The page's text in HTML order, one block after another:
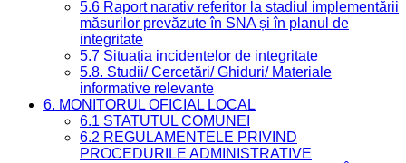
5.6 Raport narativ referitor la stadiul implementării
măsurilor prevăzute în SNA și în planul de
integritate
5.7 Situația incidentelor de integritate
5.8. Studii/ Cercetări/ Ghiduri/ Materiale
informative relevante
6. MONITORUL OFICIAL LOCAL
6.1 STATUTUL COMUNEI
6.2 REGULAMENTELE PRIVIND
PROCEDURILE ADMINISTRATIVE